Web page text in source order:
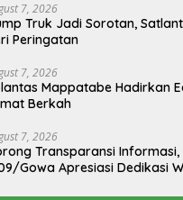
7, 2026
Truk Jadi Sorotan,
Peringatan
7, 2026
Mappatabe Hadirkan
Berkah
7, 2026
Transparansi Informasi,
Gowa Apresiasi Dedikasi